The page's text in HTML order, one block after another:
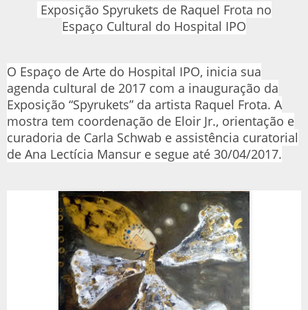
Exposição Spyrukets de Raquel Frota no
Espaço Cultural do Hospital IPO
O Espaço de Arte do Hospital IPO, inicia sua
agenda cultural de 2017 com a inauguração da
Exposição “Spyrukets” da artista Raquel Frota. A
mostra tem coordenação de Eloir Jr., orientação e
curadoria de Carla Schwab e assistência curatorial
de Ana Lectícia Mansur e segue até 30/04/2017.